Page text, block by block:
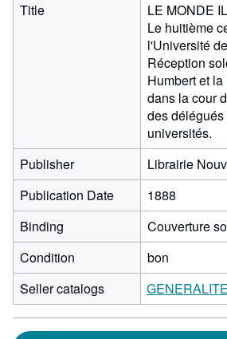
Title
LE MONDE
Le huitième
l'Université
Réception
Humbert et
dans la cour
des
universités.
Publisher
Librairie
Publication Date
1888
Binding
Couverture
Condition
bon
Seller catalogs